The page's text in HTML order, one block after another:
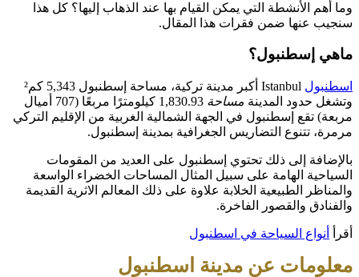
وما أهم الأنشطة التي يمكن القيام بها عند الذهاب إليها؟ كل هذا
سنجيب عنها ضمن فقرات هذا المقال.
ماهي إسطنبول؟
اسطنبول
Istanbul أكبر مدينة تركية، مساحة إسطنبول 5,343 كم²
وتشغل حدود المدينة مساحة
1,830.93 كيلومترًا مربعًا (707 أميال
مربعة) تقع إسطنبول في الجهة الشمالية الغربية من الإقليم التركي
مرمرة، تتنوع التضاريس الجغرافية بمدينة إسطنبول.
بالإضافة إلى ذلك تحتوي إسطنبول على العديد من المقومات
السياحية الهامة على سبيل المثال المساحات الخضراء الواسعة
والمناظر الطبيعية الخلابة علاوة على ذلك المعالم الاثرية القديمة
والفنادق والقصور الفاخرة.
أقرأ أنواع السياحة في اسطنبول
معلومات عن مدينة اسطنبول